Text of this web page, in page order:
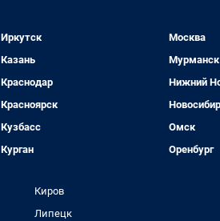
Иркутск
Казань
Краснодар
Красноярск
Кузбасс
Курган
Москва
Мурманск
Нижний
Омск
Оренбург
Киров
Липецк